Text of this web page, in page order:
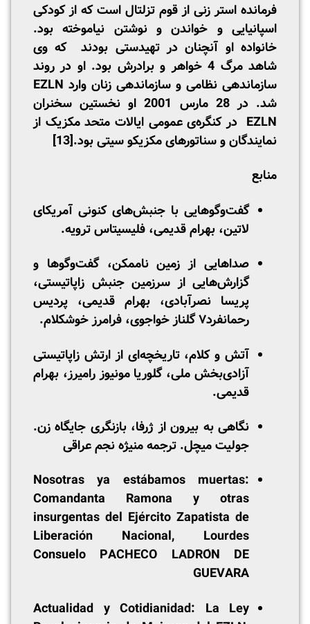
فرمانده استر زنی از قوم تزلتال است که از کودکی
اسپانیایی و خواندن و نوشتن نیاموخته بود.
خانواده او آنچنان در تهیدستی بودند که وی
شاهد مرگ 4 خواهر و برادرش بود. او در روند
سازماندهی نظامی و سازماندهی زنان وارد EZLN
شد. در 28 مارس 2001 او نخستین سخنران
EZLN در کنگره‌ی عمومی ایالات متحد مکزیک از
نمایندگان و سناتورهای مکزیکو سیتی بود.[13]
منابع
گفت‌وگوهایی با جنبش‌های کنونی آمریکای
لاتین، بهرام قدیمی، فلیسیتاس ترویه.
صداهایی از زمین ناممکن، گفت‌و‌گوها و
گزارش‌هایی از سرزمین جنبش زاپاتیستی،
پریسا نصرآبادی، بهرام قدیمی، پردیس
رحمانفرد۷ گلناز خواجوی، فرامرز خوشکلام.
آتش و کلام، تاریخچه‌ای از ارتش زاپاتیستی
آزادی‌بخش ملی، گلوریا مونیوز رامیرز، بهرام
قدیمی.
نگاهی به بیرون از ژرفا، بازنگری جایگاه زن.
جولیت میچل. ترجمه منیژه نجم عراقی
Nosotras ya estábamos muertas:
Comandanta Ramona y otras
insurgentas del Ejército Zapatista de
Liberación Nacional, Lourdes
Consuelo PACHECO LADRÓN DE
GUEVARA
Actualidad y Cotidianidad: La Ley